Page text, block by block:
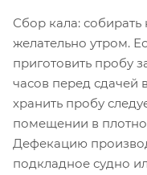
Сбор кала: собирать
желательно утром.
приготовить пробу
часов перед сдачей
хранить пробу
помещении в
Дефекацию
подкладное судно